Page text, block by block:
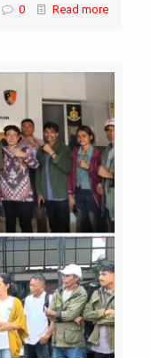
0 Read more